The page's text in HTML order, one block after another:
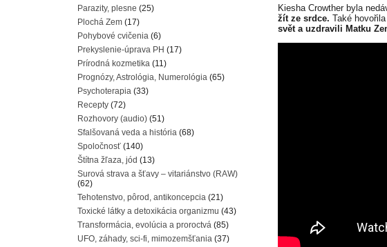
Kiesha Crowther byla
žít ze srdce. Také hovořila
svět a uzdravili Matku
Parazity, plesne (25)
Plochá Zem (17)
Pohybové cvičenia (6)
Prekyslenie-úprava PH (17)
Prírodná kozmetika (11)
Prognózy, Astrológia, Numerológia (65)
Psychoterapia (33)
Recepty (72)
Rozhovory (audio) (51)
Sfalšovaná veda a história (68)
Spoločnosť (140)
Štítna žľaza, jód (13)
Surová strava a šťavy – vitariánstvo (RAW)
(62)
Tehotenstvo, pôrod, antikoncepcia (21)
Toxické látky a detoxikácia organizmu (43)
Transformácia, evolúcia a proroctvá (85)
UFO, záhady, sci-fi, mimozemšťania (37)